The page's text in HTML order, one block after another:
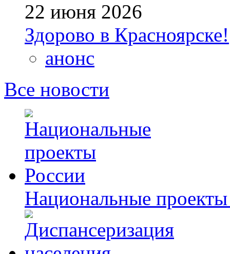
22 июня 2026
Здорово в Красноярске!
анонс
Все новости
Национальные